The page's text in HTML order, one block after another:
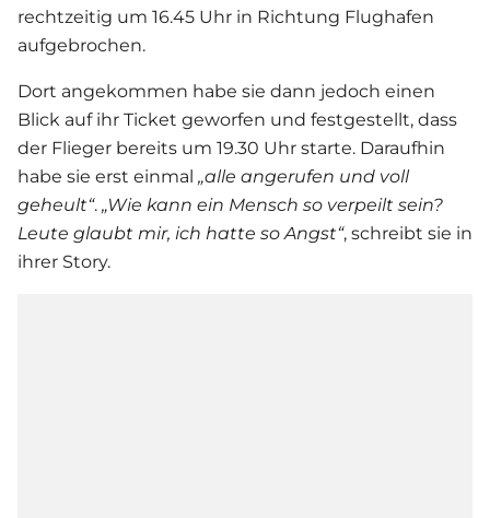
rechtzeitig um 16.45 Uhr in Richtung Flughafen
aufgebrochen.
Dort angekommen habe sie dann jedoch einen
Blick auf ihr Ticket geworfen und festgestellt, dass
der Flieger bereits um 19.30 Uhr starte. Daraufhin
habe sie erst einmal „alle angerufen und voll
geheult“. „Wie kann ein Mensch so verpeilt sein?
Leute glaubt mir, ich hatte so Angst“, schreibt sie in
ihrer Story.